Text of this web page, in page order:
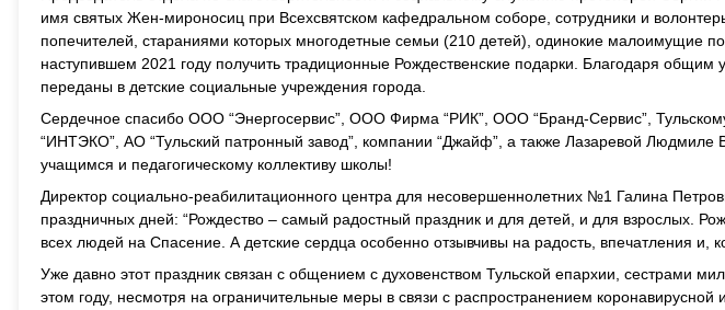
имя святых Жен-мироносиц при Всехсвятском кафедральном соборе, сотрудники и
попечителей, стараниями которых многодетные семьи (210 детей), одинокие малоимущие
наступившем 2021 году получить традиционные Рождественские подарки. Благодаря общим
переданы в детские социальные учреждения города.
Сердечное спасибо ООО “Энергосервис”, ООО Фирма “РИК”, ООО “Бранд-Сервис”,
“ИНТЭКО”, АО “Тульский патронный завод”, компании “Джайф”, а также Лазаревой
учащимся и педагогическому коллективу школы!
Директор социально-реабилитационного центра для несовершеннолетних №1 Галина
праздничных дней: “Рождество – самый радостный праздник и для детей, и для взрослых.
всех людей на Спасение. А детские сердца особенно отзывчивы на радость, впечатления и,
Уже давно этот праздник связан с общением с духовенством Тульской епархии, сестрами
этом году, несмотря на ограничительные меры в связи с распространением